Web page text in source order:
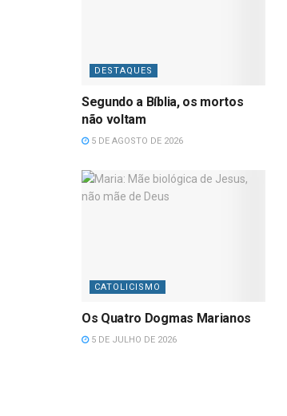
DESTAQUES
Segundo a Bíblia, os mortos
não voltam
5 DE AGOSTO DE 2026
CATOLICISMO
Os Quatro Dogmas Marianos
5 DE JULHO DE 2026